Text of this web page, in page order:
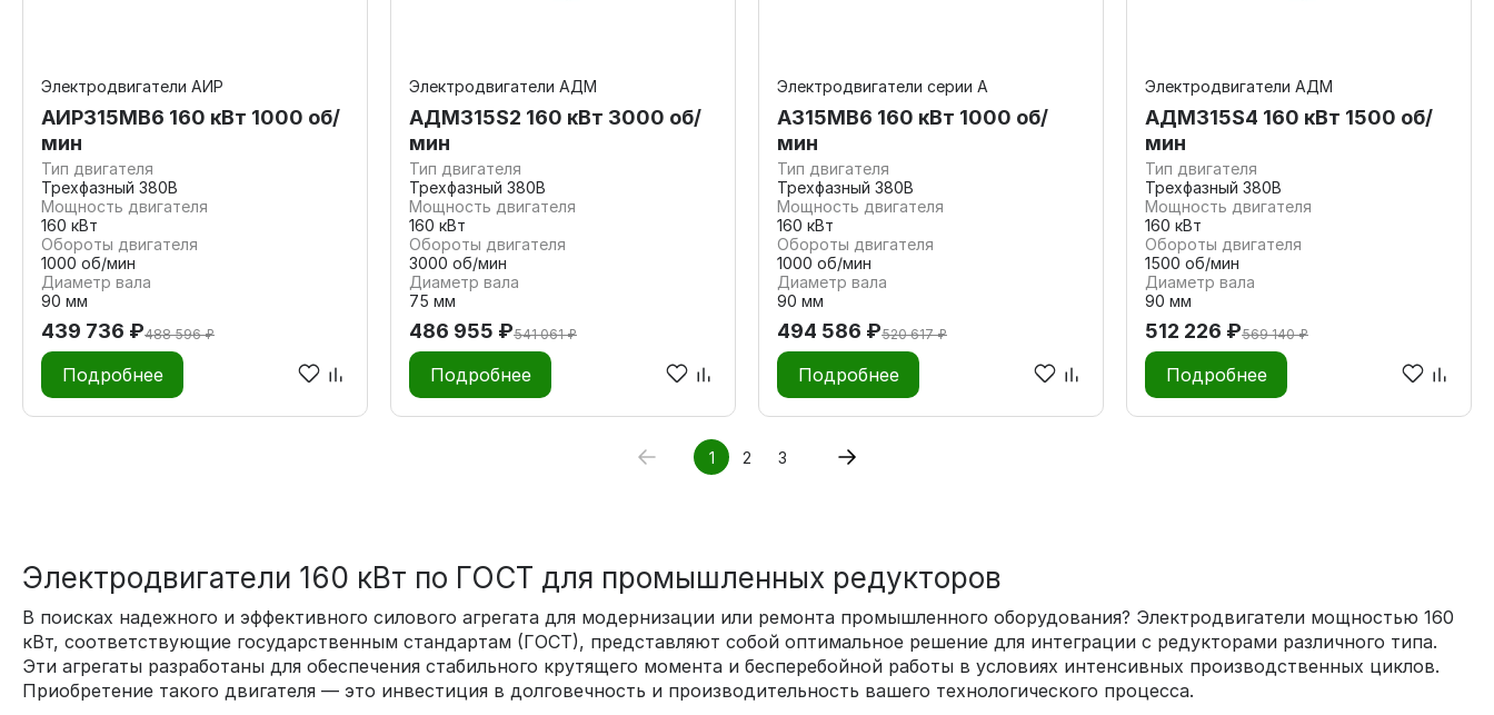
Электродвигатели АИР
АИР315МВ6 160 кВт 1000 об/
мин
Тип двигателя
Трехфазный 380В
Мощность двигателя
160 кВт
Обороты двигателя
1000 об/мин
Диаметр вала
90 мм
439 736 ₽488 596 ₽
Подробнее
Электродвигатели АДМ
АДМ315S2 160 кВт 3000 об/
мин
Тип двигателя
Трехфазный 380В
Мощность двигателя
160 кВт
Обороты двигателя
3000 об/мин
Диаметр вала
75 мм
486 955 ₽541 061 ₽
Подробнее
Электродвигатели серии А
А315MВ6 160 кВт 1000 об/
мин
Тип двигателя
Трехфазный 380В
Мощность двигателя
160 кВт
Обороты двигателя
1000 об/мин
Диаметр вала
90 мм
494 586 ₽520 617 ₽
Подробнее
Электродвигатели АДМ
АДМ315S4 160 кВт 1500 об/
мин
Тип двигателя
Трехфазный 380В
Мощность двигателя
160 кВт
Обороты двигателя
1500 об/мин
Диаметр вала
90 мм
512 226 ₽569 140 ₽
Подробнее
1 2 3
Электродвигатели 160 кВт по ГОСТ для промышленных редукторов
В поисках надежного и эффективного силового агрегата для модернизации или ремонта промышленного оборудования? Электродвигатели мощностью 160
кВт, соответствующие государственным стандартам (ГОСТ), представляют собой оптимальное решение для интеграции с редукторами различного типа.
Эти агрегаты разработаны для обеспечения стабильного крутящего момента и бесперебойной работы в условиях интенсивных производственных циклов.
Приобретение такого двигателя — это инвестиция в долговечность и производительность вашего технологического процесса.